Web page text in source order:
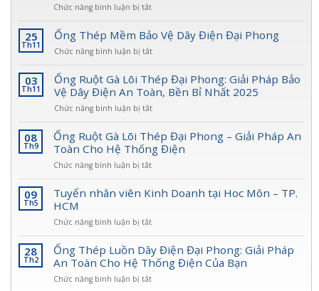
Chức năng bình luận bị tắtở
Thép
Mềm
Ruột
Giải
Pháp
Dẫn
Điện
Toàn
Cho
Công
25
Th11
Ống Thép Mềm Bảo Vệ Dây Điện Đại Phong
Chức năng bình luận bị tắtở
Thép
Mềm
Bảo
Vệ
Dây
Điện
Đại
Phong
03
Th11
Ống Ruột Gà Lõi Thép Đại Phong: Giải Pháp Bảo
Vệ Dây Điện An Toàn, Bền Bỉ Nhất 2025
Chức năng bình luận bị tắtở
Ruột
Gà
Lõi
Đại
Phong:
Dây
Điện
08
Th9
Ống Ruột Gà Lõi Thép Đại Phong – Giải Pháp An
Toàn Cho Hệ Thống Điện
Chức năng bình luận bị tắtở
Ruột
Gà
Thép
Đại
Phong
–
Pháp
09
Th5
Tuyển nhân viên Kinh Doanh tại Hoc Môn – TP.
HCM
Chức năng bình luận bị tắtở
nhân
viên
Kinh
Doanh
28
Th2
Ống Thép Luồn Dây Điện Đại Phong: Giải Pháp
An Toàn Cho Hệ Thống Điện Của Bạn
Chức năng bình luận bị tắtở